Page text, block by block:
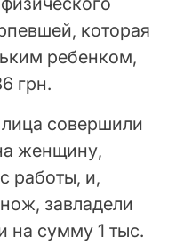
которая
ребенком,
грн.
совершили
женщину,
работы, и,
завладели
на сумму 1 тыс.